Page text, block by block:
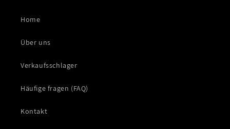
Home
Über uns
Verkaufsschlager
Häufige fragen (FAQ)
Kontakt